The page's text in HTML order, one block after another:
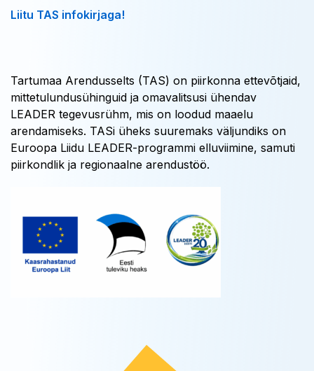
Liitu TAS infokirjaga!
Tartumaa Arendusselts (TAS) on piirkonna ettevõtjaid,
mittetulundusühinguid ja omavalitsusi ühendav
LEADER tegevusrühm, mis on loodud maaelu
arendamiseks. TASi üheks suuremaks väljundiks on
Euroopa Liidu LEADER-programmi elluviimine, samuti
piirkondlik ja regionaalne arendustöö.